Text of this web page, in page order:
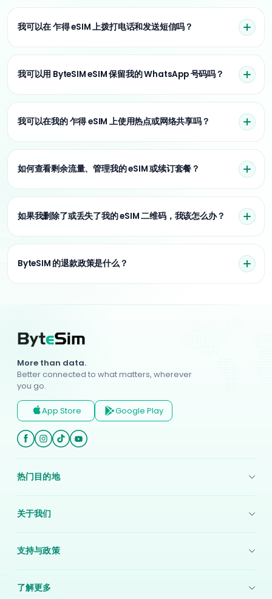
我可以在 乍得 eSIM 上拨打电话和发送短信吗？
我可以用 ByteSIM eSIM 保留我的 WhatsApp 号码吗？
我可以在我的 乍得 eSIM 上使用热点或网络共享吗？
如何查看剩余流量、管理我的 eSIM 或续订套餐？
如果我删除了或丢失了我的 eSIM 二维码，我该怎么办？
ByteSIM 的退款政策是什么？
More than data.
Better connected to what matters, wherever
you go.
App Store Google Play
热门目的地
印度尼西亚 eSIM
韩国 eSIM
关于我们
使用条款
支持与政策
了解更多